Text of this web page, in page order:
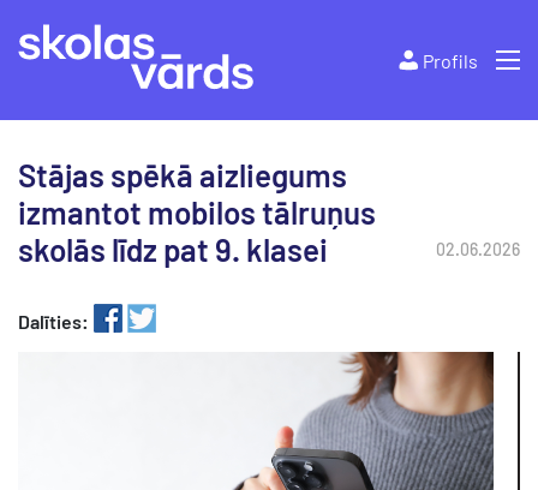
Profils
Stājas spēkā aizliegums
izmantot mobilos tālruņus
skolās līdz pat 9. klasei
02.06.2026
Dalīties: